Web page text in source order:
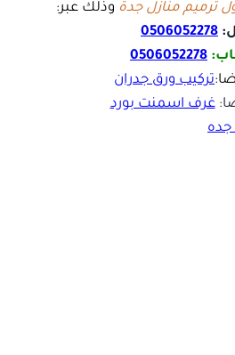
ترميم منازل جدة وذلك عبر:
0506052278
0506052278
تركيب ورق جدران
غرف اسمنت بورد